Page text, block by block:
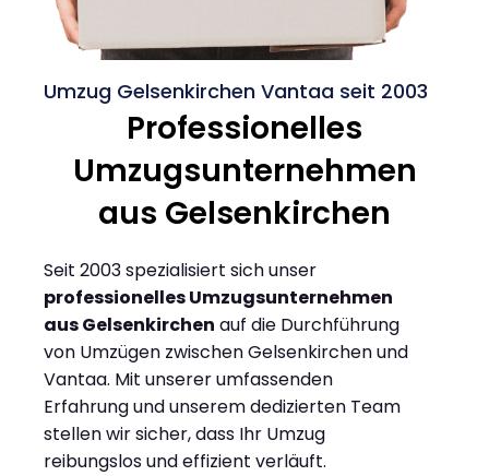
Umzug Gelsenkirchen Vantaa seit 2003
Professionelles
Umzugsunternehmen
aus Gelsenkirchen
Seit 2003 spezialisiert sich unser
professionelles Umzugsunternehmen
aus Gelsenkirchen auf die Durchführung
von Umzügen zwischen Gelsenkirchen und
Vantaa. Mit unserer umfassenden
Erfahrung und unserem dedizierten Team
stellen wir sicher, dass Ihr Umzug
reibungslos und effizient verläuft.